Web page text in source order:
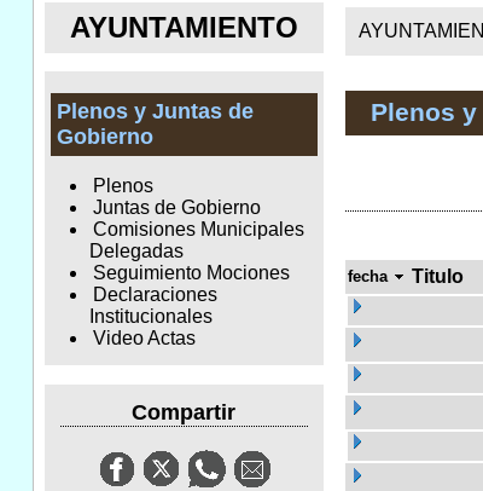
AYUNTAMIENTO
Plenos y Juntas de
Gobierno
Plenos
Juntas de Gobierno
Comisiones Municipales
Delegadas
Seguimiento Mociones
Declaraciones
Institucionales
Video Actas
Compartir
Plenos
fecha Titulo